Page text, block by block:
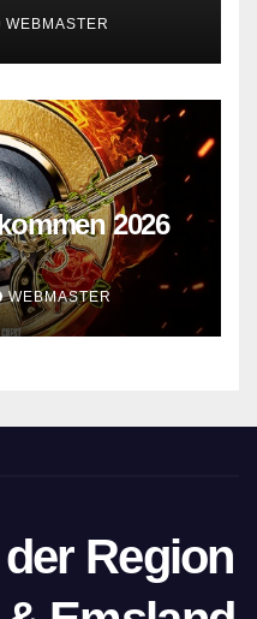
WEBMASTER
2026
WEBMASTER
Region